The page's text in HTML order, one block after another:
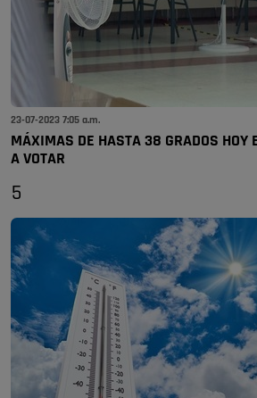
23-07-2023 7:05 a.m.
MÁXIMAS DE HASTA 38 GRADOS HOY
A VOTAR
5